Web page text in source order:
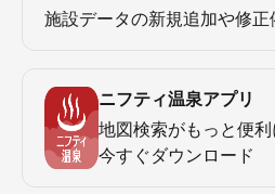
施設データの新規追加や修正
ニフティ温泉アプリ
地図検索がもっと便利
今すぐダウンロード